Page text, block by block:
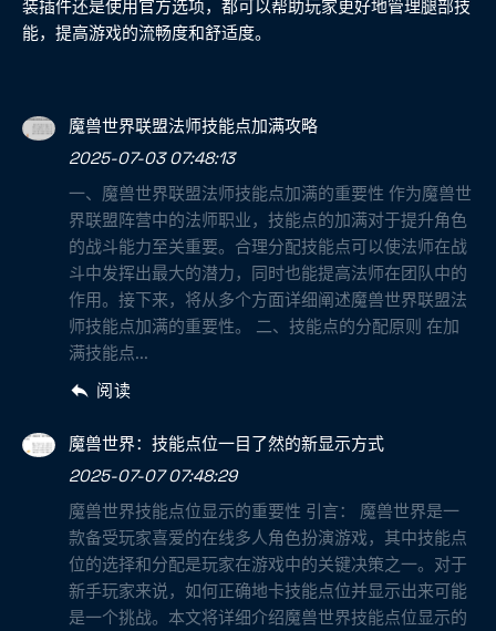
装插件还是使用官方选项，都可以帮助玩家更好地管理腿部技
能，提高游戏的流畅度和舒适度。
魔兽世界联盟法师技能点加满攻略
2025-07-03 07:48:13
一、魔兽世界联盟法师技能点加满的重要性 作为魔兽世
界联盟阵营中的法师职业，技能点的加满对于提升角色
的战斗能力至关重要。合理分配技能点可以使法师在战
斗中发挥出最大的潜力，同时也能提高法师在团队中的
作用。接下来，将从多个方面详细阐述魔兽世界联盟法
师技能点加满的重要性。 二、技能点的分配原则 在加
满技能点...
阅读
魔兽世界：技能点位一目了然的新显示方式
2025-07-07 07:48:29
魔兽世界技能点位显示的重要性 引言： 魔兽世界是一
款备受玩家喜爱的在线多人角色扮演游戏，其中技能点
位的选择和分配是玩家在游戏中的关键决策之一。对于
新手玩家来说，如何正确地卡技能点位并显示出来可能
是一个挑战。本文将详细介绍魔兽世界技能点位显示的